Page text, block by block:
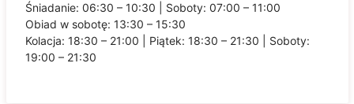
Śniadanie: 06:30 – 10:30 | Soboty: 07:00 – 11:00
Obiad w sobotę: 13:30 – 15:30
Kolacja: 18:30 – 21:00 | Piątek: 18:30 – 21:30 | Soboty:
19:00 – 21:30